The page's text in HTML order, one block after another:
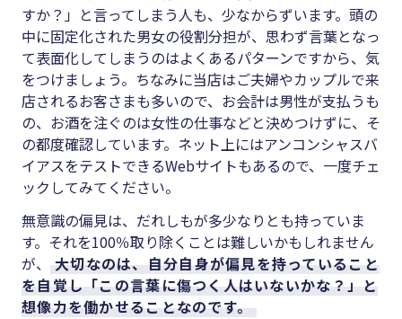
すか？」と言ってしまう人も、少なからずいます。頭の
中に固定化された男女の役割分担が、思わず言葉となっ
て表面化してしまうのはよくあるパターンですから、気
をつけましょう。ちなみに当店はご夫婦やカップルで来
店されるお客さまも多いので、お会計は男性が支払うも
の、お酒を注ぐのは女性の仕事などと決めつけずに、そ
の都度確認しています。ネット上にはアンコンシャスバ
イアスをテストできるWebサイトもあるので、一度チェ
ックしてみてください。
無意識の偏見は、だれしもが多少なりとも持っていま
す。それを100％取り除くことは難しいかもしれません
が、
大切なのは、自分自身が偏見を持っていること
を自覚し「この言葉に傷つく人はいないかな？」と
想像力を働かせることなのです。